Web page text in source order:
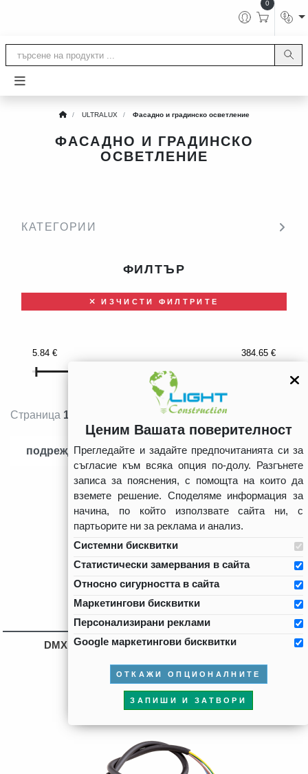
0
ULTRALUX Фасадно и градинско осветление
ФАСАДНО И ГРАДИНСКО
ОСВЕТЛЕНИЕ
КАТЕГОРИИ
ФИЛТЪР
ИЗЧИСТИ ФИЛТРИТЕ
5.84 € 384.65 €
Страница 1 «ПРЕДИШНА
подреждане
DMX RGB LED прожектор 24V DC, 10W, IP65
1718 /33 60 лв.
Ценим Вашата поверителност
Прегледайте и задайте предпочитанията си за
съгласие към всяка опция по-долу. Разгънете
записа за пояснения, с помощта на които да
вземете решение. Споделяме информация за
начина, по който използвате сайта ни, с
партьорите ни за реклама и анализ.
Системни бисквитки
Статистически замервания в сайта
Относно сигурността в сайта
Маркетингови бисквитки
Персонализирани реклами
Google маркетингови бисквитки
ОТКАЖИ ОПЦИОНАЛНИТЕ
ЗАПИШИ И ЗАТВОРИ